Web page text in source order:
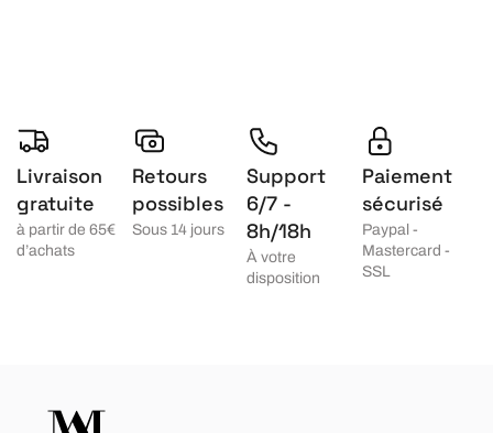
Livraison
gratuite
à partir de 65€
d’achats
Retours
possibles
Sous 14 jours
Support
6/7 -
8h/18h
À votre
disposition
Paiement
sécurisé
Paypal -
Mastercard -
SSL